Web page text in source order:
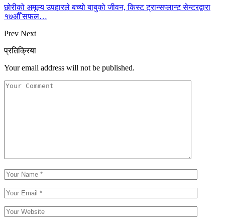
छोरीको अमूल्य उपहारले बच्यो बाबुको जीवन, किस्ट ट्रान्सप्लान्ट सेन्टरद्वारा
१७औँ सफल…
Prev Next
प्रतिक्रिया
Your email address will not be published.